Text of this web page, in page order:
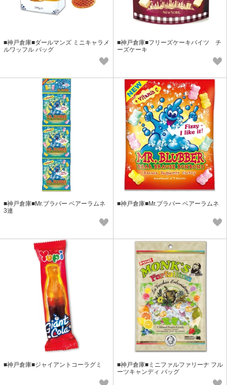
■神戸倉庫■ダールマンズ ミニキャラメ
ルワッフル バッグ
■神戸倉庫■フリーズケーキバイツ チ
ーズケーキ
■神戸倉庫■Mr.ブラバー ベアーラムネ
3連
■神戸倉庫■Mr.ブラバー ベアーラムネ
■神戸倉庫■ジャイアントコーラグミ
■神戸倉庫■ミニファルファリーナ フル
ーツキャンディ バッグ